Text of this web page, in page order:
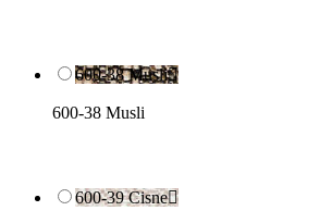
600-38 Musli
600-38 Musli
600-39 Cisne